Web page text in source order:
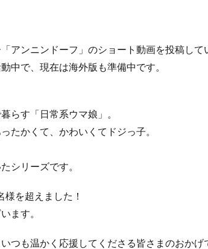
アンニンドーフ」のショート動画を投稿して
中で、現在は海外版も準備中です。
らす「日常系ウマ娘」。
たかくて、かわいくてドジっ子。
シリーズです。
を超えました！
ます。
つも温かく応援してくださる皆さまのおかげ